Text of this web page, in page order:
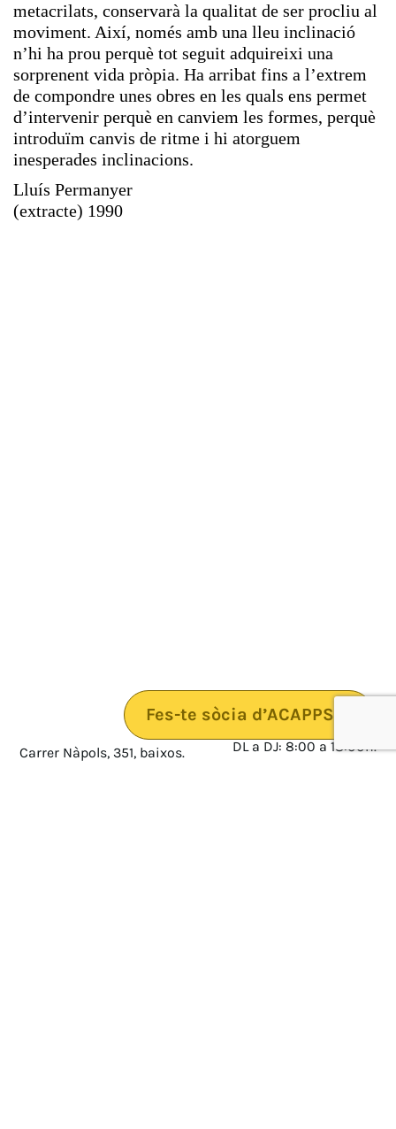
metacrilats, conservarà la qualitat de ser procliu al
moviment. Així, només amb una lleu inclinació
n’hi ha prou perquè tot seguit adquireixi una
sorprenent vida pròpia. Ha arribat fins a l’extrem
de compondre unes obres en les quals ens permet
d’intervenir perquè en canviem les formes, perquè
introduïm canvis de ritme i hi atorguem
inesperades inclinacions.
Lluís Permanyer
(extracte) 1990
Fes-te sòcia d’ACAPPS
Carrer Nàpols, 351, baixos.
08025 · Barcelona
DL a DJ: 8:00 a 18:00h.